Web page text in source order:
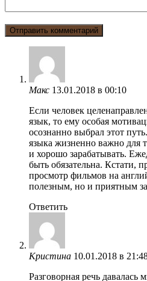
Макс 13.01.2018 в 00:10
Если человек
язык, то ему особая
осознанно выбрал этот
языка жизненно важно для
и хорошо зарабатывать.
быть обязательна. Кстати,
просмотр фильмов на
полезным, но и приятным
Ответить
Кристина 10.01.2018 в
Разговорная речь давалась